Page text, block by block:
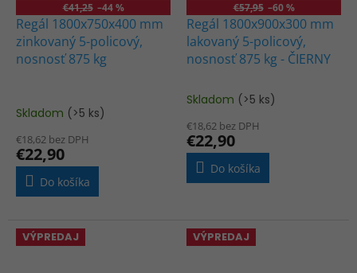
€41,25 –44 %
Regál 1800x750x400 mm
zinkovaný 5-policový,
nosnosť 875 kg
Skladom (>5 ks)
€18,62 bez DPH
€22,90
Do košíka
€57,95 –60 %
Regál 1800x900x300 mm
lakovaný 5-policový,
nosnosť 875 kg - ČIERNY
Priemerné
produktu
je
4,5
Skladom (>5 ks)
€18,62 bez DPH
€22,90
Do košíka
VÝPREDAJ VÝPREDAJ